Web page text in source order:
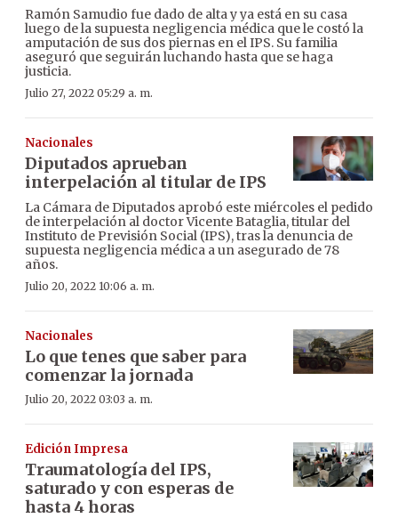
Ramón Samudio fue dado de alta y ya está en su casa
luego de la supuesta negligencia médica que le costó la
amputación de sus dos piernas en el IPS. Su familia
aseguró que seguirán luchando hasta que se haga
justicia.
Julio 27, 2022 05:29 a. m.
Nacionales
Diputados aprueban
interpelación al titular de IPS
La Cámara de Diputados aprobó este miércoles el pedido
de interpelación al doctor Vicente Bataglia, titular del
Instituto de Previsión Social (IPS), tras la denuncia de
supuesta negligencia médica a un asegurado de 78
años.
Julio 20, 2022 10:06 a. m.
Nacionales
Lo que tenes que saber para
comenzar la jornada
Julio 20, 2022 03:03 a. m.
Edición Impresa
Traumatología del IPS,
saturado y con esperas de
hasta 4 horas